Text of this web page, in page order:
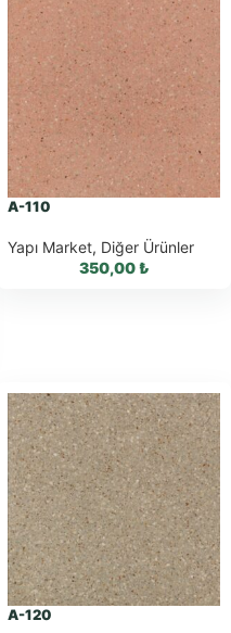
WhatsApp ile
Sipariş
WhatsApp Teklif
A-110
Yapı Market, Diğer Ürünler
350,00₺
WhatsApp ile
Sipariş
WhatsApp Teklif
Al
A-120